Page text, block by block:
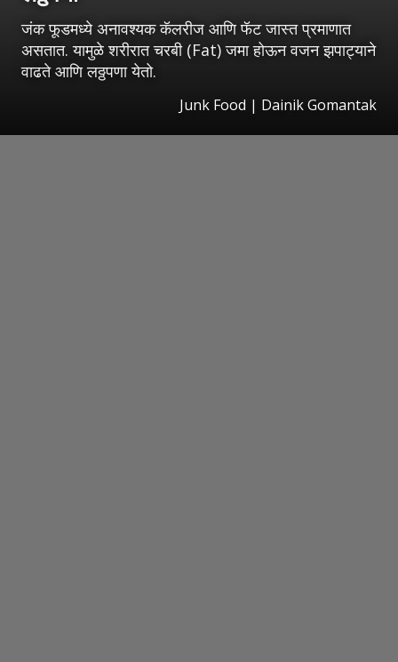
जंक फूडमध्ये अनावश्यक कॅलरीज आणि फॅट जास्त प्रमाणात
असतात. यामुळे शरीरात चरबी (Fat) जमा होऊन वजन झपाट्याने
वाढते आणि लठ्ठपणा येतो.
Junk Food | Dainik Gomantak